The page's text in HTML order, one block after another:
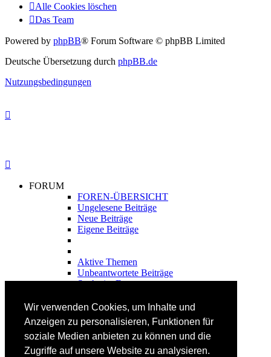
Wir verwenden Cookies, um Inhalte und
Anzeigen zu personalisieren, Funktionen für
soziale Medien anbieten zu können und die
Zugriffe auf unsere Website zu analysieren.
Alle Cookies löschen
Das Team
Powered by phpBB® Forum Software © phpBB Limited
Deutsche Übersetzung durch phpBB.de
Nutzungsbedingungen
FORUM
FOREN-ÜBERSICHT
Ungelesene Beiträge
Neue Beiträge
Eigene Beiträge
Aktive Themen
Unbeantwortete Beiträge
Suche im Forum
FAHRTECHNIK
Fortgeschrittene
Lehrplan
Videoanalyse